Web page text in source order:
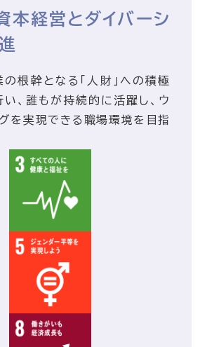
本経営とダイバーシ
根幹となる「人財」への積極
、誰もが持続的に活躍し、ウ
を実現できる職場環境を目指